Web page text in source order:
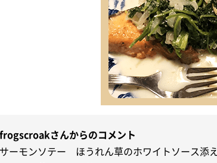
frogscroakさんからのコメント
サーモンソテー ほうれん草のホワイトソース添え